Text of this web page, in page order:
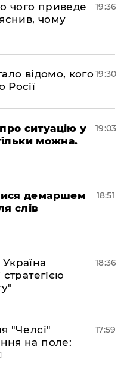
чого приведе
чому
19:36
відомо, кого
Росії
19:30
ситуацію у
можна.
19:03
демаршем
слів
18:51
18:36
"Челсі"
на поле:
17:59